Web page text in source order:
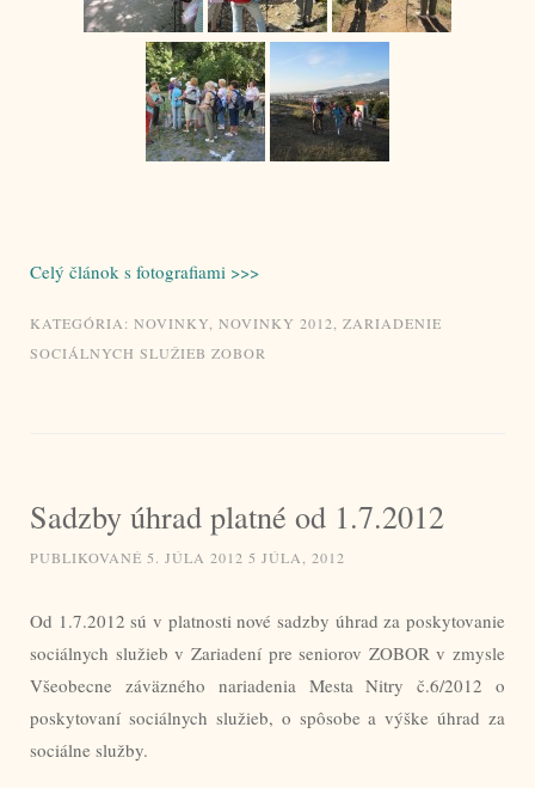
Celý článok s fotografiami >>>
KATEGÓRIA: NOVINKY, NOVINKY 2012, ZARIADENIE
SOCIÁLNYCH SLUŽIEB ZOBOR
Sadzby úhrad platné od 1.7.2012
PUBLIKOVANÉ 5. JÚLA 2012 5 JÚLA, 2012
Od 1.7.2012 sú v platnosti nové sadzby úhrad za poskytovanie
sociálnych služieb v Zariadení pre seniorov ZOBOR v zmysle
Všeobecne záväzného nariadenia Mesta Nitry č.6/2012 o
poskytovaní sociálnych služieb, o spôsobe a výške úhrad za
sociálne služby.